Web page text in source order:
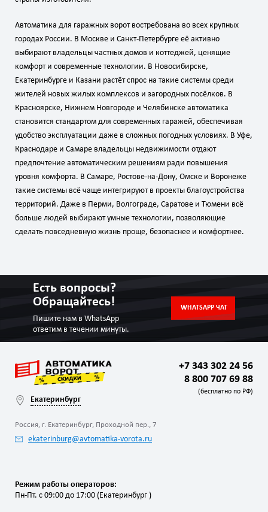
Автоматика для гаражных ворот востребована во всех крупных
городах России. В Москве и Санкт‑Петербурге её активно
выбирают владельцы частных домов и коттеджей, ценящие
комфорт и современные технологии. В Новосибирске,
Екатеринбурге и Казани растёт спрос на такие системы среди
жителей новых жилых комплексов и загородных посёлков. В
Красноярске, Нижнем Новгороде и Челябинске автоматика
становится стандартом для современных гаражей, обеспечивая
удобство эксплуатации даже в сложных погодных условиях. В Уфе,
Краснодаре и Самаре владельцы недвижимости отдают
предпочтение автоматическим решениям ради повышения
уровня комфорта. В Самаре, Ростове‑на‑Дону, Омске и Воронеже
такие системы всё чаще интегрируют в проекты благоустройства
территорий. Даже в Перми, Волгограде, Саратове и Тюмени всё
больше людей выбирают умные технологии, позволяющие
сделать повседневную жизнь проще, безопаснее и комфортнее.
Есть вопросы?
Обращайтесь!
Пишите нам в WhatsApp
ответим в течении минуты.
WHATSAPP ЧАТ
Екатеринбург
Россия, г. Екатеринбург, Проходной пер., 7
ekaterinburg@avtomatika-vorota.ru
+7 343 302 24 56
8 800 707 69 88
(бесплатно по РФ)
Режим работы операторов:
Пн-Пт. с 09:00 до 17:00 (Екатеринбург )